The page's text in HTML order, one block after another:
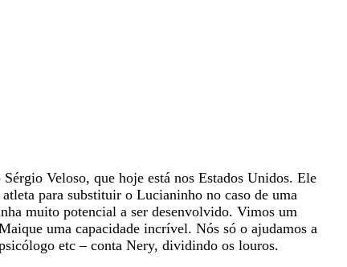
Veloso, que hoje está nos Estados Unidos. Ele
para substituir o Lucianinho no caso de uma
muito potencial a ser desenvolvido. Vimos um
uma capacidade incrível. Nós só o ajudamos a
etc – conta Nery, dividindo os louros.